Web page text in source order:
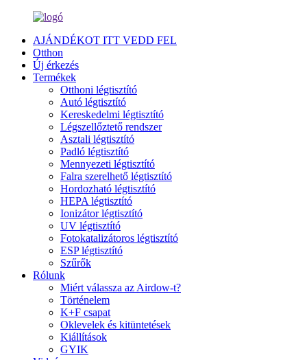
AJÁNDÉKOT ITT VEDD FEL
Otthon
Új érkezés
Termékek
Otthoni légtisztító
Autó légtisztító
Kereskedelmi légtisztító
Légszellőztető rendszer
Asztali légtisztító
Padló légtisztító
Mennyezeti légtisztító
Falra szerelhető légtisztító
Hordozható légtisztító
HEPA légtisztító
Ionizátor légtisztító
UV légtisztító
Fotokatalizátoros légtisztító
ESP légtisztító
Szűrők
Rólunk
Miért válassza az Airdow-t?
Történelem
K+F csapat
Oklevelek és kitüntetések
Kiállítások
GYIK